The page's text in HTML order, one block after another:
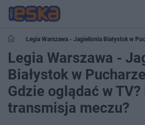
Legia Warszawa - Jagiellonia Białystok w
w TV? Kiedy transmisja meczu?
Legia Warszawa -
Białystok w
Gdzie oglądać w TV?
transmisja meczu?